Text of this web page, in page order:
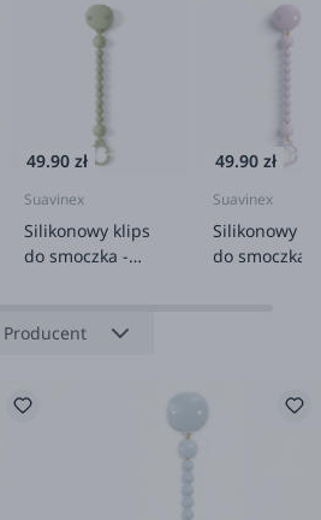
49.90 zł
Suavinex
Silikonowy klips
do smoczka -
49.90 zł
Suavinex
Silikonowy
do smoczka -
Producent